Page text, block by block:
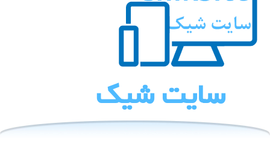
سایت شیك